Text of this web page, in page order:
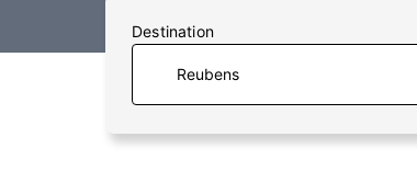
Destination